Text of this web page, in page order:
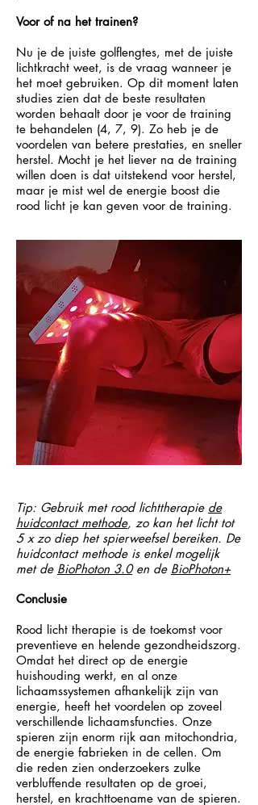
Voor of na het trainen?
Nu je de juiste golflengtes, met de juiste
lichtkracht weet, is de vraag wanneer je
het moet gebruiken. Op dit moment laten
studies zien dat de beste resultaten
worden behaalt door je voor de training
te behandelen (4, 7, 9). Zo heb je de
voordelen van betere prestaties, en sneller
herstel. Mocht je het liever na de training
willen doen is dat uitstekend voor herstel,
maar je mist wel de energie boost die
rood licht je kan geven voor de training.
Tip: Gebruik met rood lichttherapie de
huidcontact methode, zo kan het licht tot
5 x zo diep het spierweefsel bereiken. De
huidcontact methode is enkel mogelijk
met de BioPhoton 3.0en de BioPhoton+
Conclusie
Rood licht therapie is de toekomst voor
preventieve en helende gezondheidszorg.
Omdat het direct op de energie
huishouding werkt, en al onze
lichaamssystemen afhankelijk zijn van
energie, heeft het voordelen op zoveel
verschillende lichaamsfuncties. Onze
spieren zijn enorm rijk aan mitochondria,
de energie fabrieken in de cellen. Om
die reden zien onderzoekers zulke
verbluffende resultaten op de groei,
herstel, en krachttoename van de spieren.